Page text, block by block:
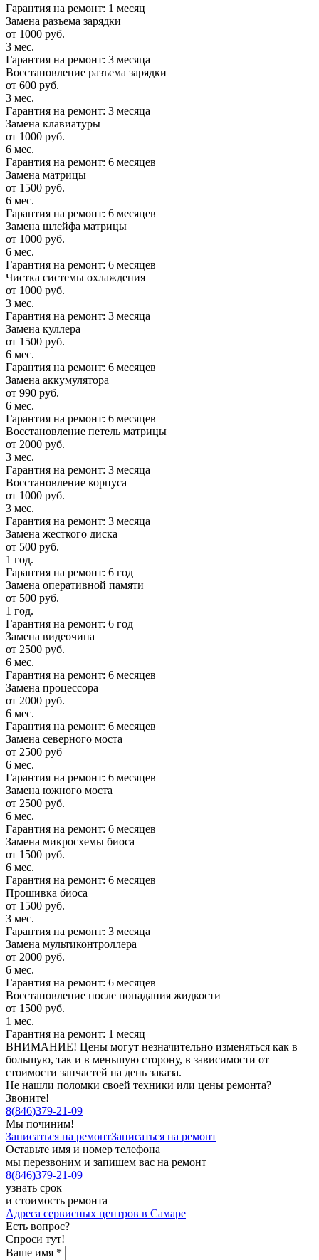
Гарантия на ремонт: 1 месяц
Замена разъема зарядки
от 1000 руб.
3 мес.
Гарантия на ремонт: 3 месяца
Восстановление разъема зарядки
от 600 руб.
3 мес.
Гарантия на ремонт: 3 месяца
Замена клавиатуры
от 1000 руб.
6 мес.
Гарантия на ремонт: 6 месяцев
Замена матрицы
от 1500 руб.
6 мес.
Гарантия на ремонт: 6 месяцев
Замена шлейфа матрицы
от 1000 руб.
6 мес.
Гарантия на ремонт: 6 месяцев
Чистка системы охлаждения
от 1000 руб.
3 мес.
Гарантия на ремонт: 3 месяца
Замена куллера
от 1500 руб.
6 мес.
Гарантия на ремонт: 6 месяцев
Замена аккумулятора
от 990 руб.
6 мес.
Гарантия на ремонт: 6 месяцев
Восстановление петель матрицы
от 2000 руб.
3 мес.
Гарантия на ремонт: 3 месяца
Восстановление корпуса
от 1000 руб.
3 мес.
Гарантия на ремонт: 3 месяца
Замена жесткого диска
от 500 руб.
1 год.
Гарантия на ремонт: 6 год
Замена оперативной памяти
от 500 руб.
1 год.
Гарантия на ремонт: 6 год
Замена видеочипа
от 2500 руб.
6 мес.
Гарантия на ремонт: 6 месяцев
Замена процессора
от 2000 руб.
6 мес.
Гарантия на ремонт: 6 месяцев
Замена северного моста
от 2500 руб
6 мес.
Гарантия на ремонт: 6 месяцев
Замена южного моста
от 2500 руб.
6 мес.
Гарантия на ремонт: 6 месяцев
Замена микросхемы биоса
от 1500 руб.
6 мес.
Гарантия на ремонт: 6 месяцев
Прошивка биоса
от 1500 руб.
3 мес.
Гарантия на ремонт: 3 месяца
Замена мультиконтроллера
от 2000 руб.
6 мес.
Гарантия на ремонт: 6 месяцев
Восстановление после попадания жидкости
от 1500 руб.
1 мес.
Гарантия на ремонт: 1 месяц
ВНИМАНИЕ! Цены могут незначительно изменяться как в
большую, так и в меньшую сторону, в зависимости от
стоимости запчастей на день заказа.
Не нашли поломки своей техники или цены ремонта?
Звоните!
8(846)379-21-09
Мы починим!
Записаться на ремонтЗаписаться на ремонт
Оставьте имя и номер телефона
мы перезвоним и запишем вас на ремонт
8(846)379-21-09
узнать срок
и стоимость ремонта
Адреса сервисных центров в Самаре
Есть вопрос?
Спроси тут!
Ваше имя *